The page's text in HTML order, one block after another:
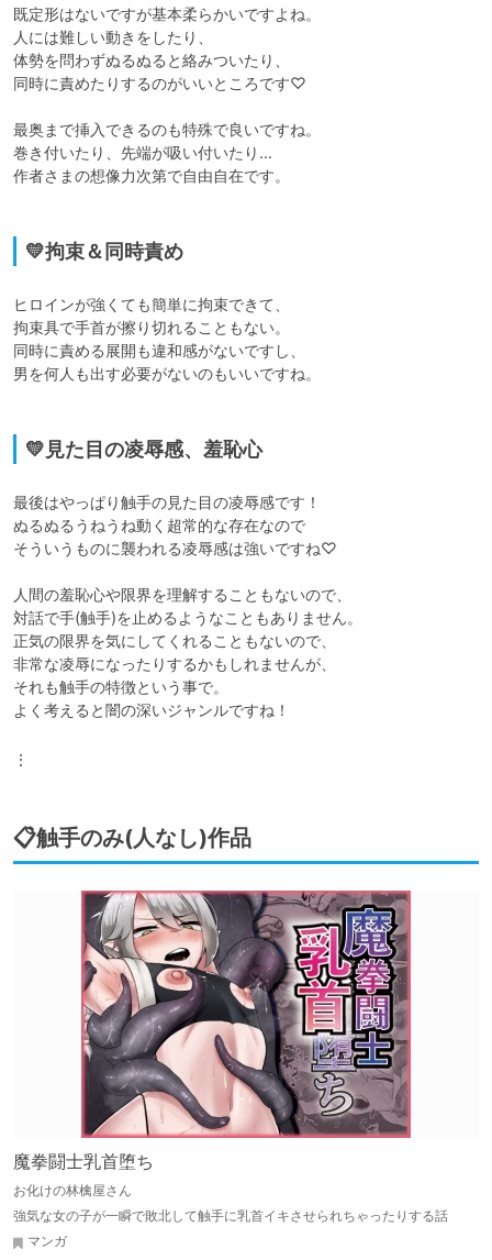
既定形はないですが基本柔らかいですよね。
人には難しい動きをしたり、
体勢を問わずぬるぬると絡みついたり、
同時に責めたりするのがいいところです♡
最奥まで挿入できるのも特殊で良いですね。
巻き付いたり、先端が吸い付いたり…
作者さまの想像力次第で自由自在です。
💛拘束＆同時責め
ヒロインが強くても簡単に拘束できて、
拘束具で手首が擦り切れることもない。
同時に責める展開も違和感がないですし、
男を何人も出す必要がないのもいいですね。
💛見た目の凌辱感、羞恥心
最後はやっぱり触手の見た目の凌辱感です！
ぬるぬるうねうね動く超常的な存在なので
そういうものに襲われる凌辱感は強いですね♡
人間の羞恥心や限界を理解することもないので、
対話で手(触手)を止めるようなこともありません。
正気の限界を気にしてくれることもないので、
非常な凌辱になったりするかもしれませんが、
それも触手の特徴という事で。
よく考えると闇の深いジャンルですね！
📋触手のみ(人なし)作品
魔拳闘士乳首堕ち
お化けの林檎屋さん
強気な女の子が一瞬で敗北して触手に乳首イキさせられちゃったりする話
マンガ